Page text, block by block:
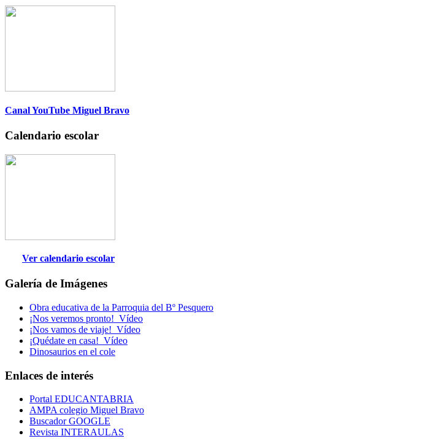
Canal YouTube Miguel Bravo
Calendario escolar
Ver calendario escolar
Galería de Imágenes
Obra educativa de la Parroquia del Bº Pesquero
¡Nos veremos pronto!_Vídeo
¡Nos vamos de viaje!_Vídeo
¡Quédate en casa!_Vídeo
Dinosaurios en el cole
Enlaces de interés
Portal EDUCANTABRIA
AMPA colegio Miguel Bravo
Buscador GOOGLE
Revista INTERAULAS